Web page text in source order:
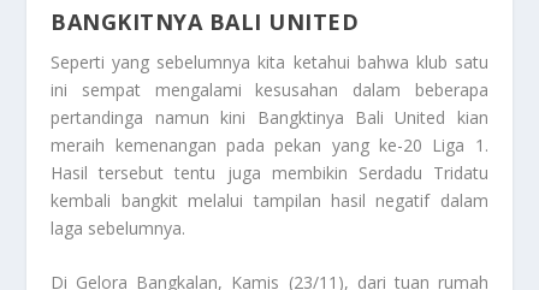
BANGKITNYA BALI UNITED
Seperti yang sebelumnya kita ketahui bahwa klub satu
ini sempat mengalami kesusahan dalam beberapa
pertandinga namun kini
Bangktinya Bali United kian
meraih kemenangan pada pekan yang ke-20 Liga 1.
Hasil tersebut tentu juga membikin Serdadu Tridatu
kembali bangkit melalui tampilan hasil negatif dalam
laga sebelumnya.
Di Gelora Bangkalan, Kamis (23/11), dari tuan rumah